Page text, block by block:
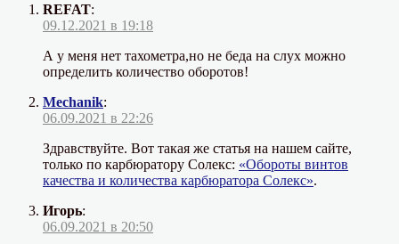
REFAT:
09.12.2021 в 19:18
А у меня нет тахометра,но не беда на слух можно
определить количество оборотов!
Mechanik:
06.09.2021 в 22:26
Здравствуйте. Вот такая же статья на нашем сайте,
только по карбюратору Солекс: «Обороты винтов
качества и количества карбюратора Солекс».
Игорь:
06.09.2021 в 20:50